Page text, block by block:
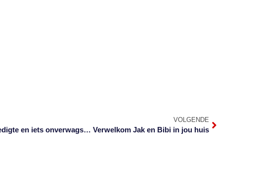
VOLGENDE
en iets onverwags… Verwelkom Jak en Bibi in jou huis